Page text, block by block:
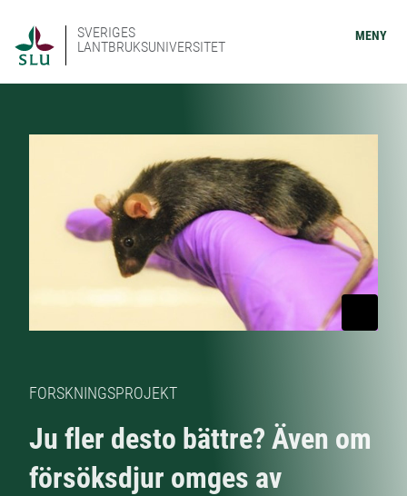
SVERIGES
LANTBRUKSUNIVERSITET
MENY
FORSKNINGSPROJEKT
Ju fler desto bättre? Även om
försöksdjur omges av